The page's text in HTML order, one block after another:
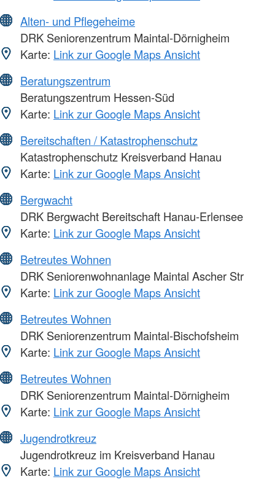
Alten- und Pflegeheime
DRK Seniorenzentrum Maintal-Dörnigheim
Karte: Link zur Google Maps Ansicht
Beratungszentrum
Beratungszentrum Hessen-Süd
Karte: Link zur Google Maps Ansicht
Bereitschaften / Katastrophenschutz
Katastrophenschutz Kreisverband Hanau
Karte: Link zur Google Maps Ansicht
Bergwacht
DRK Bergwacht Bereitschaft Hanau-Erlensee
Karte: Link zur Google Maps Ansicht
Betreutes Wohnen
DRK Seniorenwohnanlage Maintal Ascher Str
Karte: Link zur Google Maps Ansicht
Betreutes Wohnen
DRK Seniorenzentrum Maintal-Bischofsheim
Karte: Link zur Google Maps Ansicht
Betreutes Wohnen
DRK Seniorenzentrum Maintal-Dörnigheim
Karte: Link zur Google Maps Ansicht
Jugendrotkreuz
Jugendrotkreuz im Kreisverband Hanau
Karte: Link zur Google Maps Ansicht